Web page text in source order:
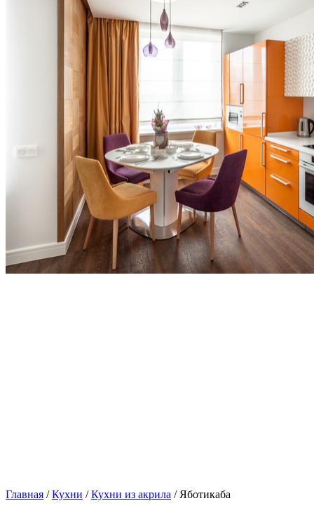
Главная /Кухни /Кухни из акрила / Яботикаба